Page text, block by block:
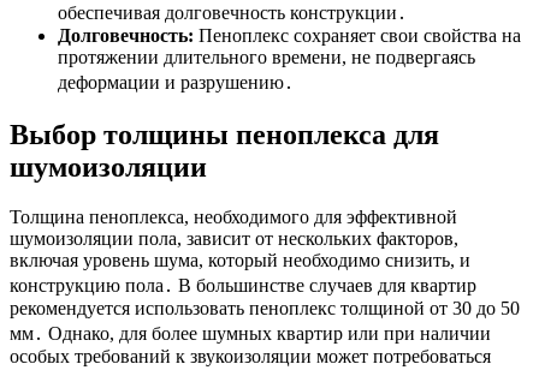
обеспечивая долговечность конструкции․
Долговечность: Пеноплекс сохраняет свои свойства на
протяжении длительного времени, не подвергаясь
деформации и разрушению․
Выбор толщины пеноплекса для
шумоизоляции
Толщина пеноплекса, необходимого для эффективной
шумоизоляции пола, зависит от нескольких факторов,
включая уровень шума, который необходимо снизить, и
конструкцию пола․ В большинстве случаев для квартир
рекомендуется использовать пеноплекс толщиной от 30 до 50
мм․ Однако, для более шумных квартир или при наличии
особых требований к звукоизоляции может потребоваться